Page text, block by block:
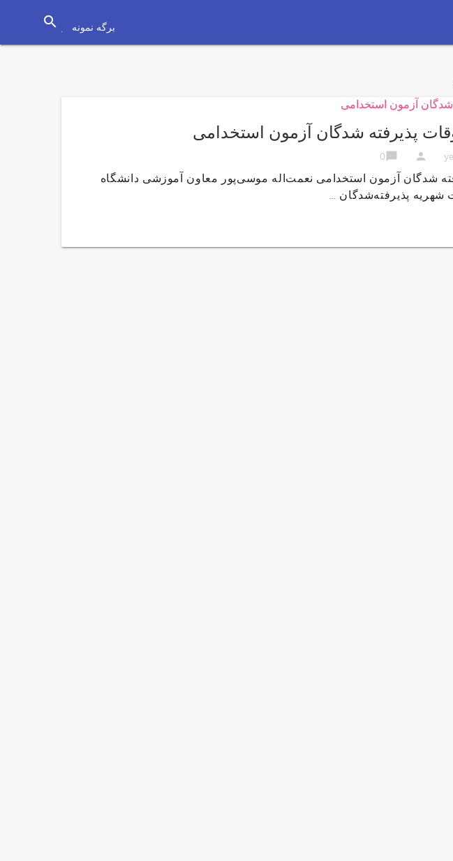
برگه نمونه search
پذیرفته شدگان آزمون استخدامی
person
chat_bubble
0
شدگان آزمون استخدامی نعمت‌اله موسی‌پور معاون آموزشی دانشگاه
پذیرفته‌شدگان …